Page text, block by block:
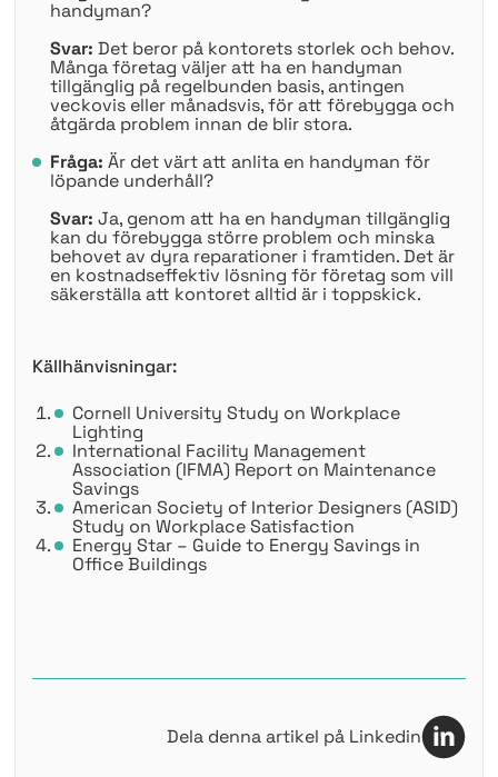
handyman?
Svar: Det beror på kontorets storlek och behov.
Många företag väljer att ha en handyman
tillgänglig på regelbunden basis, antingen
veckovis eller månadsvis, för att förebygga och
åtgärda problem innan de blir stora.
Fråga: Är det värt att anlita en handyman för
löpande underhåll?
Svar: Ja, genom att ha en handyman tillgänglig
kan du förebygga större problem och minska
behovet av dyra reparationer i framtiden. Det är
en kostnadseffektiv lösning för företag som vill
säkerställa att kontoret alltid är i toppskick.
Källhänvisningar:
Cornell University Study on Workplace
Lighting
International Facility Management
Association (IFMA) Report on Maintenance
Savings
American Society of Interior Designers (ASID)
Study on Workplace Satisfaction
Energy Star – Guide to Energy Savings in
Office Buildings
Dela denna artikel på Linkedin